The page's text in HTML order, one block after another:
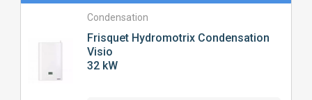
Condensation
Frisquet Hydromotrix Condensation
Visio
32 kW